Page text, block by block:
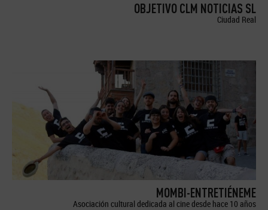
OBJETIVO CLM NOTICIAS SL
Ciudad Real
MOMBI-ENTRETIÉNEME
Asociación cultural dedicada al cine desde hace 10 años